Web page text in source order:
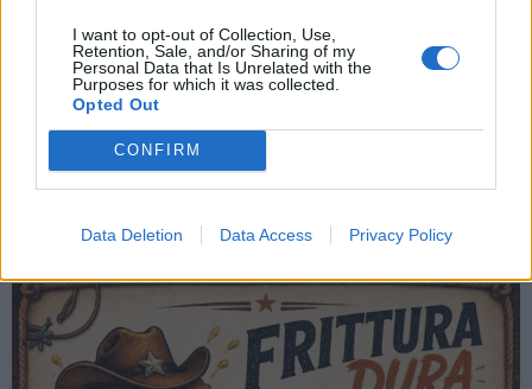
I want to opt-out of Collection, Use,
Retention, Sale, and/or Sharing of my
Personal Data that Is Unrelated with the
Purposes for which it was collected.
Opted Out
CONFIRM
Data Deletion Data Access Privacy Policy
LONATE CEPPINO
Torna il “Ceppino d’oro”: fino al 31 agosto
sono aperte le iscrizioni al concorso
canoro di Lonate Ceppino